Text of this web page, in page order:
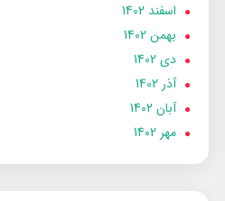
اسفند 1402
بهمن 1402
دی 1402
آذر 1402
آبان 1402
مهر 1402